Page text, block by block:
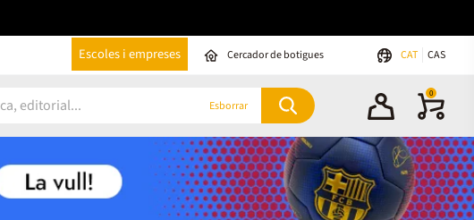
Escoles i empreses Cercador de botigues CAT CAS
Esborrar
0